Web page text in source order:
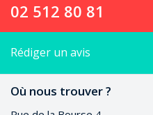
02 512 80 81
Rédiger un avis
Où nous trouver ?